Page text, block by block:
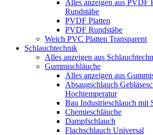
Alles anzeigen aus PVDF
Rundstäbe
PVDF Platten
PVDF Rundstäbe
Weich PVC Platten Transparent
Schlauchtechnik
Alles anzeigen aus
Gummischläuche
Alles anzeigen aus
Absaugschlauch
Hochtemperatur
Bau Industrieschlauch mit
Chemieschläuche
Dampfschlauch
Flachschlauch Universal